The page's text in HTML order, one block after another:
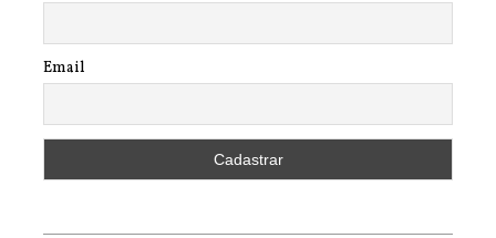
Email